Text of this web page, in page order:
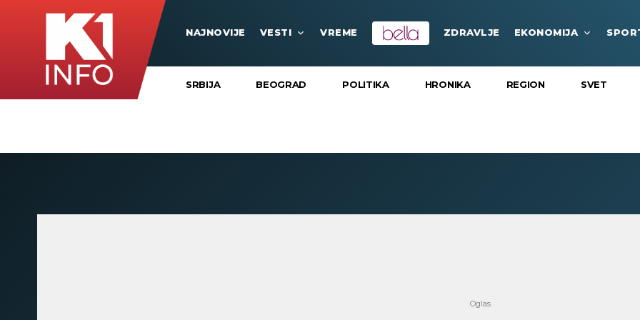
NAJNOVIJE VESTI VREME ZDRAVLJE EKONOMIJA
SRBIJA BEOGRAD POLITIKA HRONIKA REGION SVET